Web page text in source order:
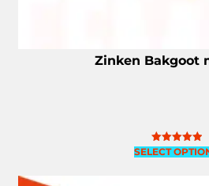
Zinken Bakgoot
Gewaardeerd
5.00
SELECT